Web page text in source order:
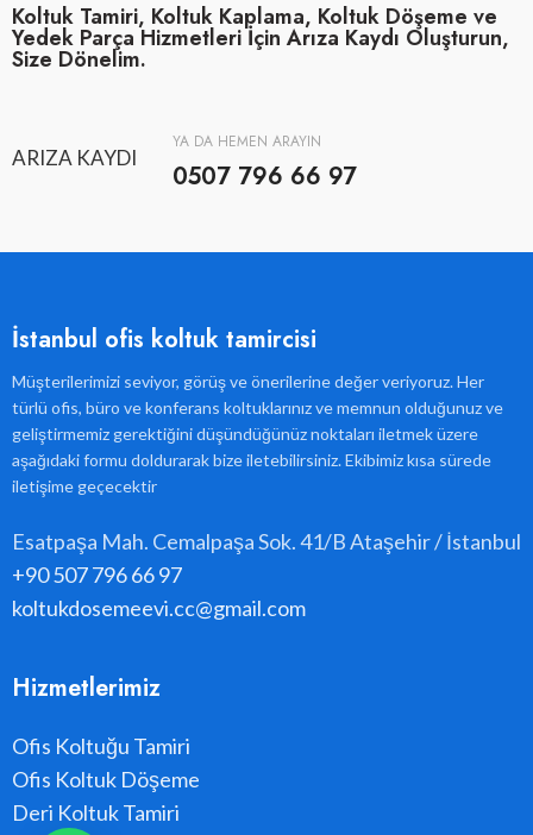
Koltuk Tamiri, Koltuk Kaplama, Koltuk Döşeme ve
Yedek Parça Hizmetleri İçin Arıza Kaydı Oluşturun,
Size Dönelim.
ARIZA KAYDI
YA DA HEMEN ARAYIN
0507 796 66 97
İstanbul ofis koltuk tamircisi
Müşterilerimizi seviyor, görüş ve önerilerine değer veriyoruz. Her
türlü ofis, büro ve konferans koltuklarınız ve memnun olduğunuz ve
geliştirmemiz gerektiğini düşündüğünüz noktaları iletmek üzere
aşağıdaki formu doldurarak bize iletebilirsiniz. Ekibimiz kısa sürede
iletişime geçecektir
Esatpaşa Mah. Cemalpaşa Sok. 41/B Ataşehir / İstanbul
+90 507 796 66 97
koltukdosemeevi.cc@gmail.com
Hizmetlerimiz
Ofis Koltuğu Tamiri
Ofis Koltuk Döşeme
Deri Koltuk Tamiri